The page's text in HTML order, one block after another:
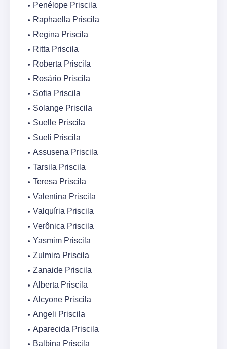
Penélope Priscila
Raphaella Priscila
Regina Priscila
Ritta Priscila
Roberta Priscila
Rosário Priscila
Sofia Priscila
Solange Priscila
Suelle Priscila
Sueli Priscila
Assusena Priscila
Tarsila Priscila
Teresa Priscila
Valentina Priscila
Valquíria Priscila
Verônica Priscila
Yasmim Priscila
Zulmira Priscila
Zanaide Priscila
Alberta Priscila
Alcyone Priscila
Angeli Priscila
Aparecida Priscila
Balbina Priscila